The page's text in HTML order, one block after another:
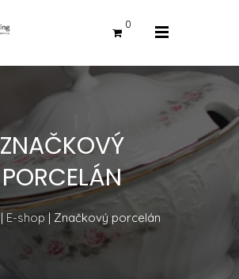
0
ZNAČKOVÝ
PORCELÁN
| E-shop | Značkový porcelán